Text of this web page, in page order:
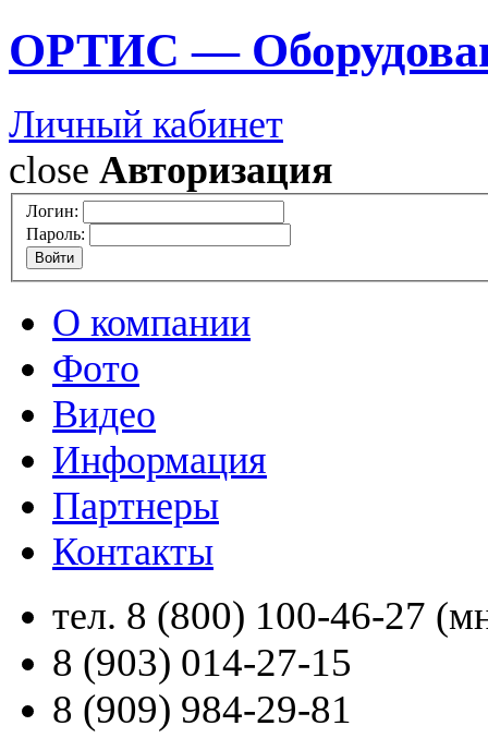
ОРТИС —
Личный кабинет
close Авторизация
Логин:
Пароль:
О компании
Фото
Видео
Информация
Партнеры
Контакты
тел. 8 (800) 100-46-27
8 (903) 014-27-15
8 (909) 984-29-81